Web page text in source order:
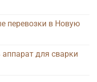
перевозки в Новую
для сварки